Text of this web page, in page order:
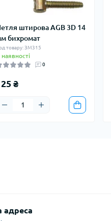
штирова AGB 3D 14
бихромат
товару: ЗМ315
наявності
0
₴
адреса